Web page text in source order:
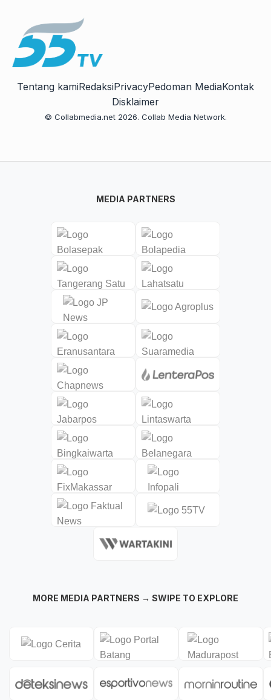
Tentang kamiRedaksiPrivacyPedoman MediaKontak
Disklaimer
© Collabmedia.net 2026. Collab Media Network.
MEDIA PARTNERS
MORE MEDIA PARTNERS → SWIPE TO EXPLORE